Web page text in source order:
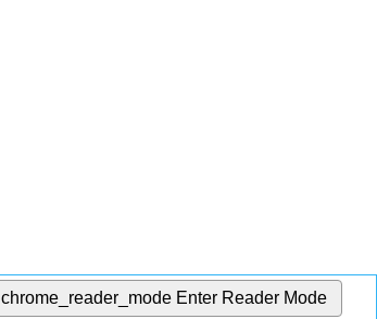
chrome_reader_mode Enter Reader Mode